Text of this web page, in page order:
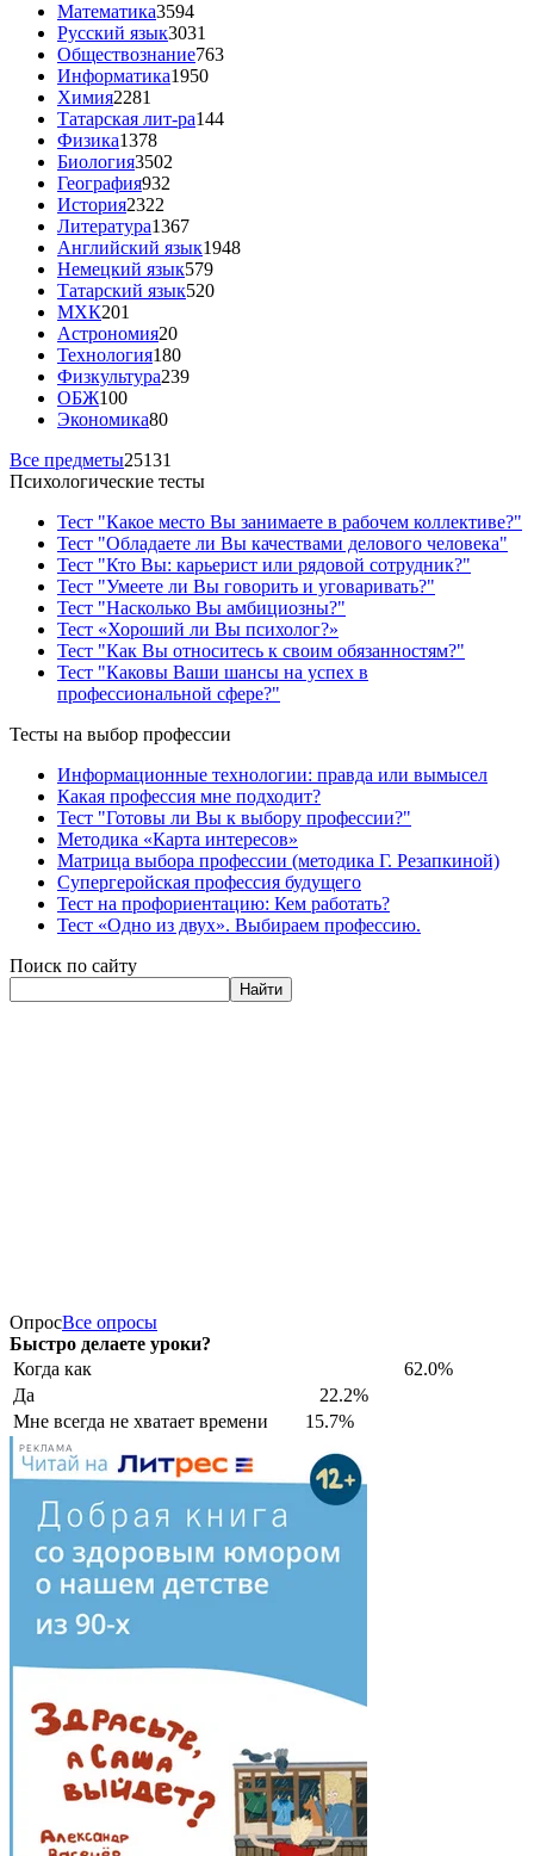
Математика3594
Русский язык3031
Обществознание763
Информатика1950
Химия2281
Татарская лит-ра144
Физика1378
Биология3502
География932
История2322
Литература1367
Английский язык1948
Немецкий язык579
Татарский язык520
МХК201
Астрономия20
Технология180
Физкультура239
ОБЖ100
Экономика80
Все предметы25131
Психологические тесты
Тест "Какое место Вы занимаете в рабочем коллективе?"
Тест "Обладаете ли Вы качествами делового человека"
Тест "Кто Вы: карьерист или рядовой сотрудник?"
Тест "Умеете ли Вы говорить и уговаривать?"
Тест "Насколько Вы амбициозны?"
Тест «Хороший ли Вы психолог?»
Тест "Как Вы относитесь к своим обязанностям?"
Тест "Каковы Ваши шансы на успех в
профессиональной сфере?"
Тесты на выбор профессии
Информационные технологии: правда или вымысел
Какая профессия мне подходит?
Тест "Готовы ли Вы к выбору профессии?"
Методика «Карта интересов»
Матрица выбора профессии (методика Г. Резапкиной)
Супергеройская профессия будущего
Тест на профориентацию: Кем работать?
Тест «Одно из двух». Выбираем профессию.
Поиск по сайту
Найти
ОпросВсе опросы
Быстро делаете уроки?
Когда как
62.0%
Да
22.2%
Мне всегда не хватает времени
15.7%
РЕКЛАМА